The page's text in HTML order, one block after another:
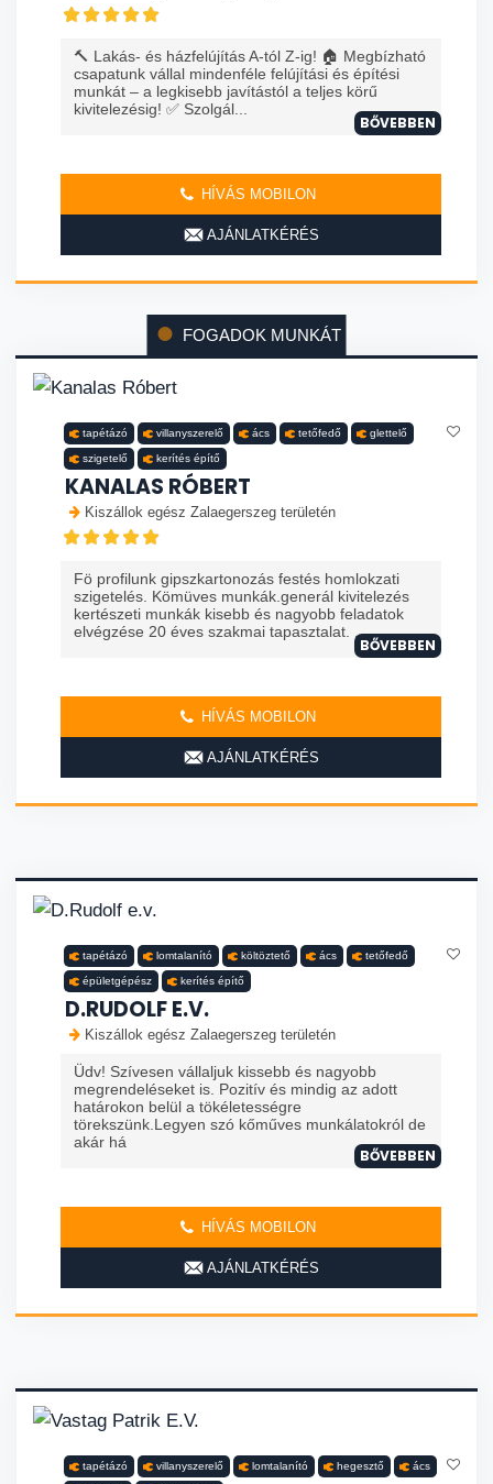
🔨 Lakás- és házfelújítás A-tól Z-ig! 🏠 Megbízható
csapatunk vállal mindenféle felújítási és építési
munkát – a legkisebb javítástól a teljes körű
kivitelezésig! ✅ Szolgál...
BŐVEBBEN
HÍVÁS MOBILON
AJÁNLATKÉRÉS
FOGADOK MUNKÁT
tapétázó villanyszerelő ács tetőfedő glettelő
szigetelő kerítés építő
KANALAS RÓBERT
Kiszállok egész Zalaegerszeg területén
Fö profilunk gipszkartonozás festés homlokzati
szigetelés. Kömüves munkák.generál kivitelezés
kertészeti munkák kisebb és nagyobb feladatok
elvégzése 20 éves szakmai tapasztalat. ...
BŐVEBBEN
HÍVÁS MOBILON
AJÁNLATKÉRÉS
tapétázó lomtalanító költöztető ács tetőfedő
épületgépész kerítés építő
D.RUDOLF E.V.
Kiszállok egész Zalaegerszeg területén
Üdv! Szívesen vállaljuk kissebb és nagyobb
megrendeléseket is. Pozitív és mindig az adott
határokon belül a tökéletességre
törekszünk.Legyen szó kőműves munkálatokról de
akár há
BŐVEBBEN
HÍVÁS MOBILON
AJÁNLATKÉRÉS
tapétázó villanyszerelő lomtalanító hegesztő ács